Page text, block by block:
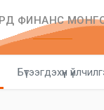
ФИНАНС
Бүтээгдэхүүн